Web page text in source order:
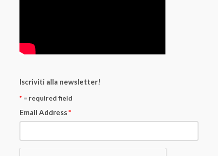
Iscriviti alla newsletter!
* = required field
Email Address*